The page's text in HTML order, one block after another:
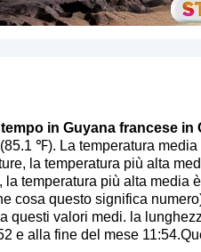
tempo in Guyana francese in
℉). La temperatura
la temperatura più alta
la temperatura più alta
cosa questo significa numero
questi valori medi. la
e alla fine del mese